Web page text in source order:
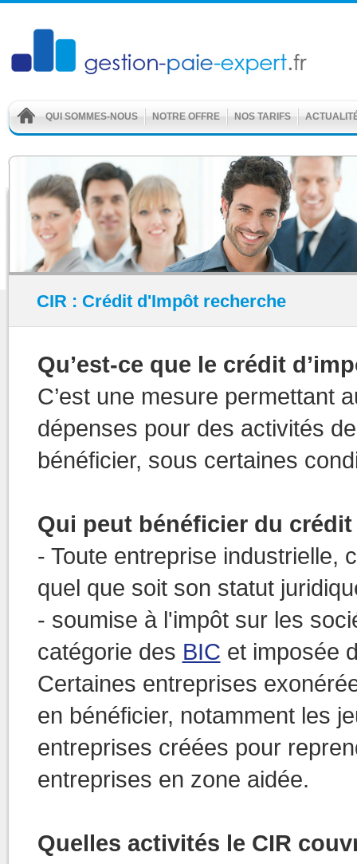
QUI SOMMES-NOUS NOTRE OFFRE NOS TARIFS
CIR : Crédit d'Impôt recherche
Qu’est-ce que le crédit
C’est une mesure permettant
dépenses pour des activités
bénéficier, sous certaines
Qui peut bénéficier du
- Toute entreprise industrielle,
quel que soit son statut
- soumise à l'impôt sur les
catégorie des BIC et imposée
Certaines entreprises
en bénéficier, notamment les
entreprises créées pour
entreprises en zone aidée.
Quelles activités le CIR